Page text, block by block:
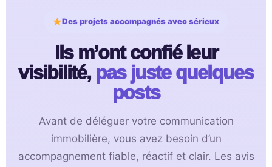
Des projets accompagnés avec sérieux
Ils m’ont confié leur
visibilité, pas juste quelques
posts
Avant de déléguer votre communication
immobilière, vous avez besoin d’un
accompagnement fiable, réactif et clair. Les avis